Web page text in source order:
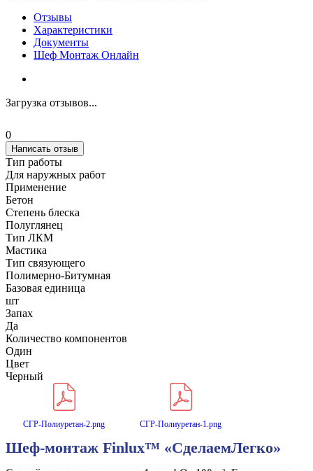
Отзывы
Характеристики
Документы
Шеф Монтаж Онлайн
Загрузка отзывов...
0
Написать отзыв
Тип работы
Для наружных работ
Применение
Бетон
Степень блеска
Полуглянец
Тип ЛКМ
Мастика
Тип связующего
Полимерно-Битумная
Базовая единица
шт
Запах
Да
Количество компонентов
Один
Цвет
Черный
СГР-Полиуретан-2.png СГР-Полиуретан-1.png
Шеф-монтаж Finlux™ «СделаемЛегко»